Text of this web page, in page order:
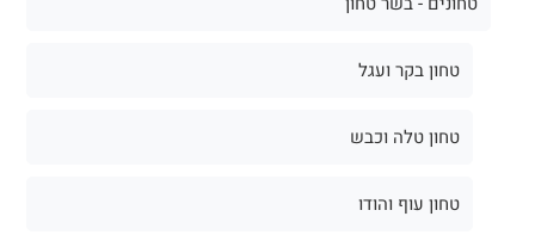
טחון בקר ועגל
טחון טלה וכבש
טחון עוף והודו